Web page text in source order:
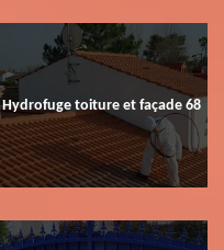
Hydrofuge toiture et façade 68